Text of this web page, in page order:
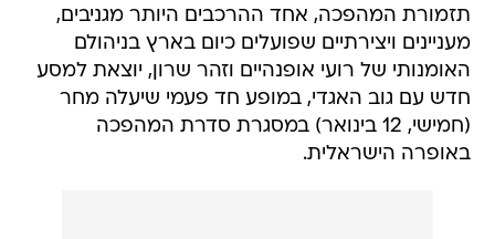
תזמורת המהפכה, אחד ההרכבים היותר מגניבים,
מעניינים ויצירתיים שפועלים כיום בארץ בניהולם
האומנותי של רועי אופנהיים וזהר שרון, יוצאת למסע
חדש עם גוב האגדי, במופע חד פעמי שיעלה מחר
(חמישי, 12 בינואר) במסגרת סדרת המהפכה
באופרה הישראלית.